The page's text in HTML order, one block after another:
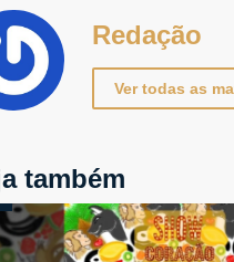
Redação
Ver todas as
também